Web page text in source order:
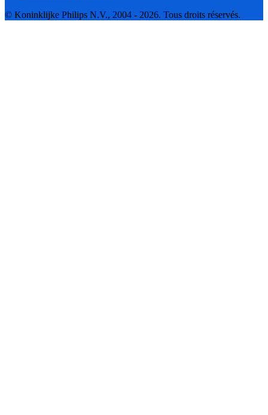
© Koninklijke Philips N.V., 2004 - 2026. Tous droits réservés.